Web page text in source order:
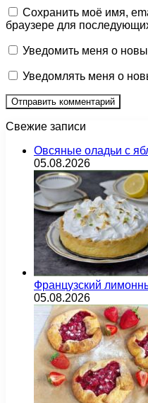
Сохранить моё имя,
браузере для
Уведомить меня о
Уведомлять меня о
Свежие записи
Овсяные оладьи с
05.08.2026
Французский
05.08.2026